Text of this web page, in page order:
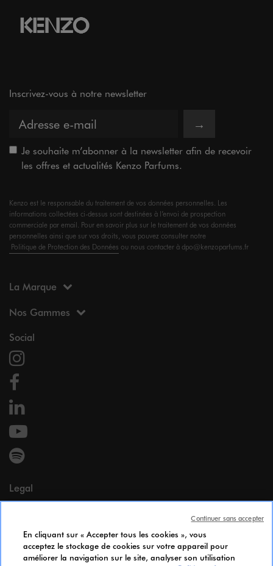
Inscrivez-vous à notre newsletter
→
Je souhaite m’abonner à la newsletter afin de recevoir
les offres et actualités Kenzo Parfums.
Kenzo est le responsable du traitement de vos données personnelles. Les
informations collectées ci-dessus sont destinées à l’envoi de prospection
commerciale par email. Pour en savoir plus sur le traitement de vos données
personnelles ainsi que sur vos droits, vous pouvez consulter notre
Politique de Protection des Données ou nous contacter à dpo@kenzoparfums.fr
La Marque
Nos Gammes
Social
Legal
Mentions légales
Cookie Policy
Accessibilité
En cliquant sur « Accepter tous les cookies », vous
acceptez le stockage de cookies sur votre appareil pour
améliorer la navigation sur le site, analyser son utilisation
Continuer sans accepter